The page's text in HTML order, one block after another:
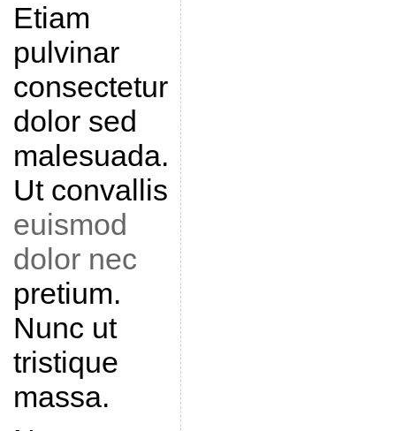
Etiam
pulvinar
consectetur
dolor sed
malesuada.
Ut convallis
euismod
dolor nec
pretium.
Nunc ut
tristique
massa.